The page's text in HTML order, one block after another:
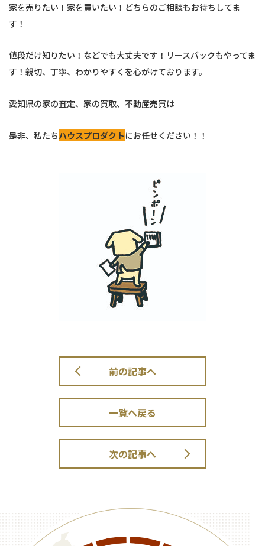
家を売りたい！家を買いたい！どちらのご相談もお待ちしてま
す！
値段だけ知りたい！などでも大丈夫です！リースバックもやってま
す！親切、丁寧、わかりやすくを心がけております。
愛知県の家の査定、家の買取、不動産売買は
是非、私たちハウスプロダクトにお任せください！！
前の記事へ
一覧へ戻る
次の記事へ